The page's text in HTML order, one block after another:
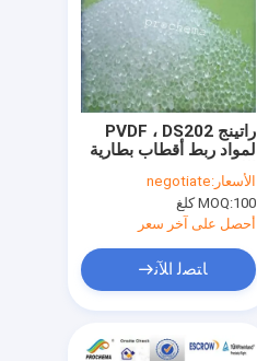
راتينج PVDF ، DS202
لمواد ربط أقطاب بطارية
الليثيوم
الأسعار:negotiate
MOQ:100 كلغ
أحصل على آخر سعر
ﺎﺘﺼﻟ ﺍﻶﻧ